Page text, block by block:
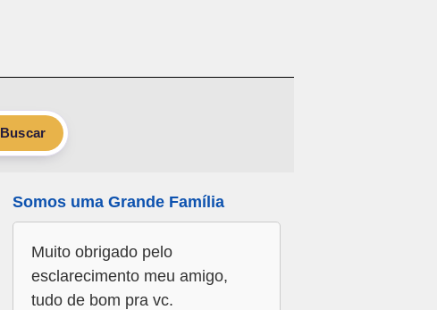
Buscar
Somos uma Grande Família
Muito obrigado pelo
esclarecimento meu amigo,
tudo de bom pra vc.